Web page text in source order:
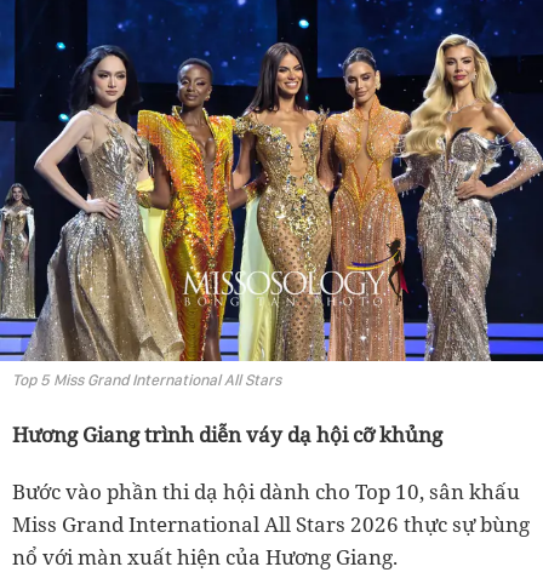
Top 5 Miss Grand International All Stars
Hương Giang trình diễn váy dạ hội cỡ khủng
Bước vào phần thi dạ hội dành cho Top 10, sân khấu
Miss Grand International All Stars 2026 thực sự bùng
nổ với màn xuất hiện của Hương Giang.